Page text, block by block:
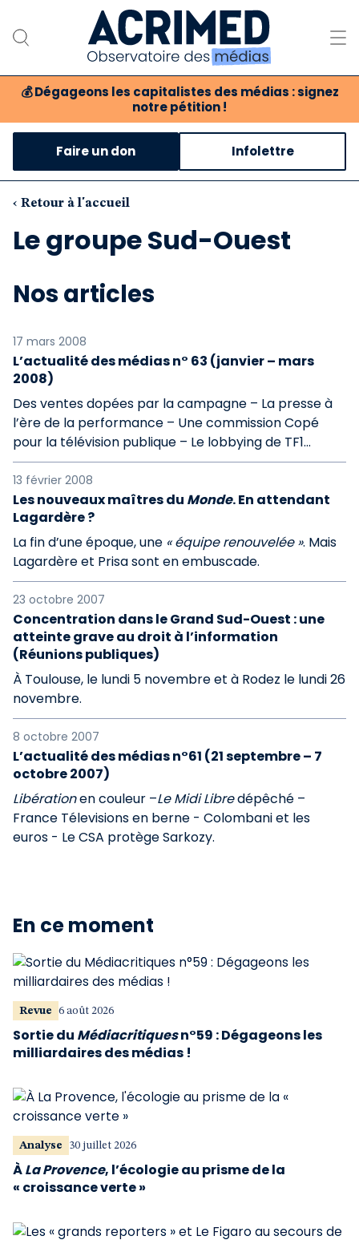
💰 Dégageons les capitalistes des médias : signez
notre pétition !
Notre association
Notre critique des médias
Nos propositions
Notre revue
Boutique
Faire un don Infolettre
‹ Retour à l'accueil
Le groupe Sud-Ouest
Nos articles
17 mars 2008
L’actualité des médias n° 63 (janvier – mars
2008)
Des ventes dopées par la campagne – La presse à
l’ère de la performance – Une commission Copé
pour la télévision publique – Le lobbying de TF1…
13 février 2008
Les nouveaux maîtres du Monde. En attendant
Lagardère ?
La fin d’une époque, une « équipe renouvelée ». Mais
Lagardère et Prisa sont en embuscade.
23 octobre 2007
Concentration dans le Grand Sud-Ouest : une
atteinte grave au droit à l’information
(Réunions publiques)
À Toulouse, le lundi 5 novembre et à Rodez le lundi 26
novembre.
8 octobre 2007
L’actualité des médias n°61 (21 septembre – 7
octobre 2007)
Libérationen couleur –Le Midi Libredépêché –
France Télevisions en berne - Colombani et les
euros - Le CSA protège Sarkozy.
En ce moment
Revue 6 août 2026
Sortie du Médiacritiquesn°59 : Dégageons les
milliardaires des médias !
Analyse 30 juillet 2026
ÀLa Provence, l’écologie au prisme de la
« croissance verte »